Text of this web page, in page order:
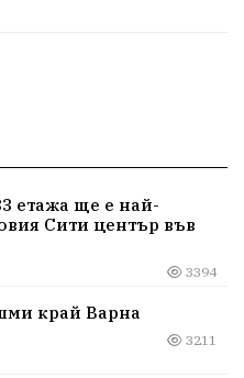
етажа ще е най-
Сити център във
3394
край Варна
3211